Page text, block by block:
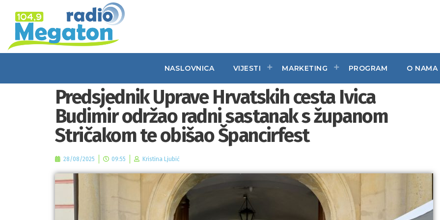
NASLOVNICA VIJESTI MARKETING PROGRAM O NAMA
Predsjednik Uprave Hrvatskih cesta Ivica
Budimir održao radni sastanak s županom
Stričakom te obišao Špancirfest
28/08/2025 09:55 Kristina Ljubić